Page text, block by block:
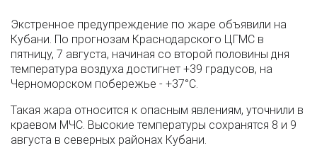
Экстренное предупреждение по жаре объявили на
Кубани. По прогнозам Краснодарского ЦГМС в
пятницу, 7 августа, начиная со второй половины дня
температура воздуха достигнет +39 градусов, на
Черноморском побережье - +37°­С.
Такая жара относится к опасным явлениям, уточнили в
краевом МЧС. Высокие температуры сохранятся 8 и 9
августа в северных районах Кубани.